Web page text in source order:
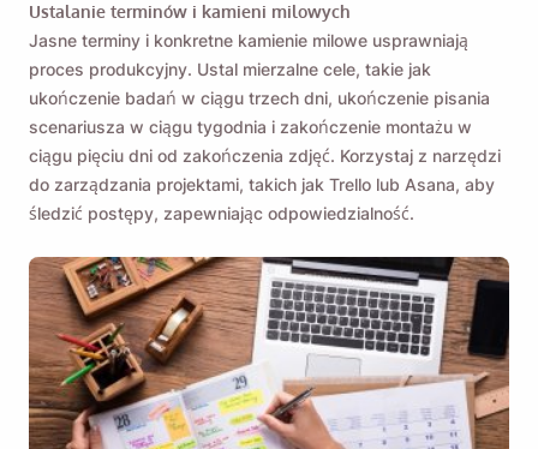
Ustalanie terminów i kamieni milowych
Jasne terminy i konkretne kamienie milowe usprawniają
proces produkcyjny. Ustal mierzalne cele, takie jak
ukończenie badań w ciągu trzech dni, ukończenie pisania
scenariusza w ciągu tygodnia i zakończenie montażu w
ciągu pięciu dni od zakończenia zdjęć. Korzystaj z narzędzi
do zarządzania projektami, takich jak Trello lub Asana, aby
śledzić postępy, zapewniając odpowiedzialność.